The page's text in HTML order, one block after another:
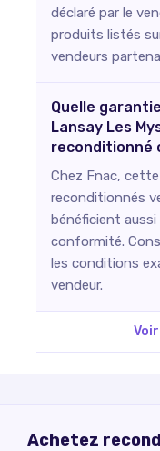
déclaré par le
produits listés
vendeurs
Quelle
Lansay Les
reconditionné
Chez Fnac,
reconditionnés
bénéficient aussi
conformité.
les conditions
vendeur.
Achetez